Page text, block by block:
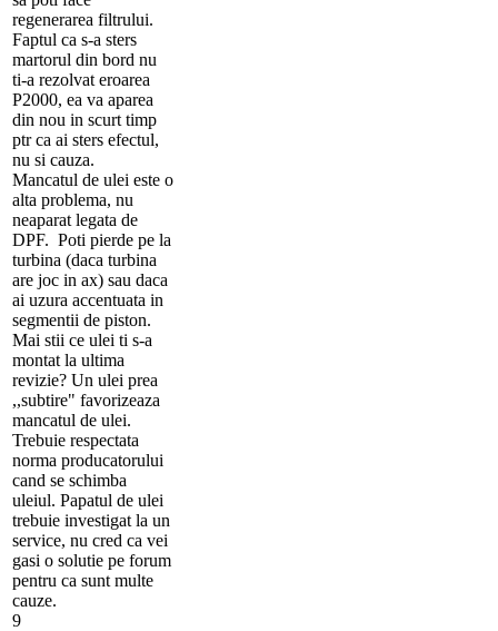
regenerarea filtrului.
Faptul ca s-a sters
martorul din bord nu
ti-a rezolvat eroarea
P2000, ea va aparea
din nou in scurt timp
ptr ca ai sters efectul,
nu si cauza.
Mancatul de ulei este o
alta problema, nu
neaparat legata de
DPF. Poti pierde pe la
turbina (daca turbina
are joc in ax) sau daca
ai uzura accentuata in
segmentii de piston.
Mai stii ce ulei ti s-a
montat la ultima
revizie? Un ulei prea
,,subtire" favorizeaza
mancatul de ulei.
Trebuie respectata
norma producatorului
cand se schimba
uleiul. Papatul de ulei
trebuie investigat la un
service, nu cred ca vei
gasi o solutie pe forum
pentru ca sunt multe
cauze.
9